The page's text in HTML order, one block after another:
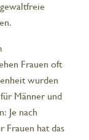
Frauen oft
wurden
Männer und
Je nach
Frauen hat das